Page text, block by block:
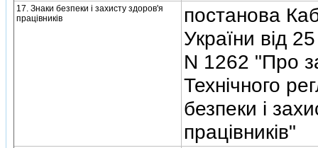
17. Знаки безпеки i захисту здоров'я
працiвникiв
постанова
України вiд
N 1262 "Про
Технiчного
безпеки i
працiвникiв"